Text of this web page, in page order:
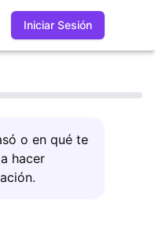
Iniciar Sesión
o en qué te
hacer